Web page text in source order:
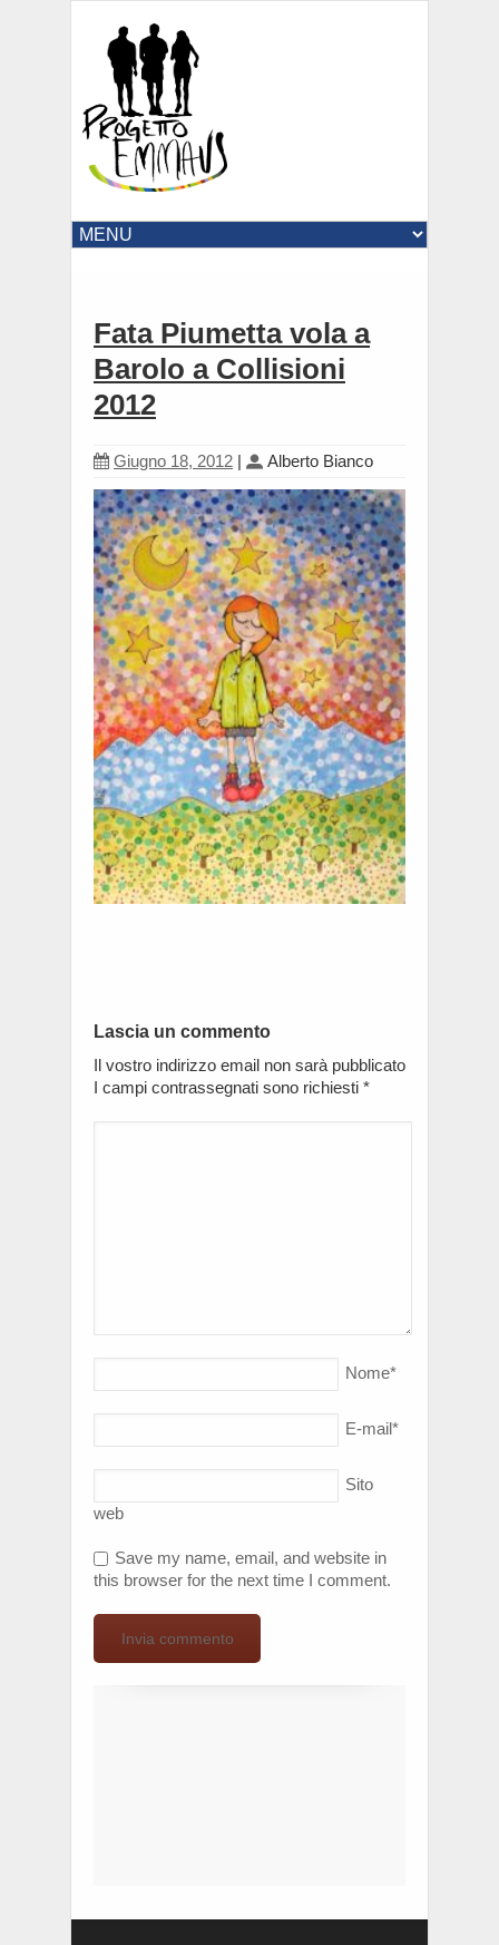
Fata Piumetta vola a
Barolo a Collisioni
2012
Giugno 18, 2012 | Alberto Bianco
Lascia un commento
Il vostro indirizzo email non sarà pubblicato
I campi contrassegnati sono richiesti *
Nome*
E-mail*
Sito
web
Save my name, email, and website in
this browser for the next time I comment.